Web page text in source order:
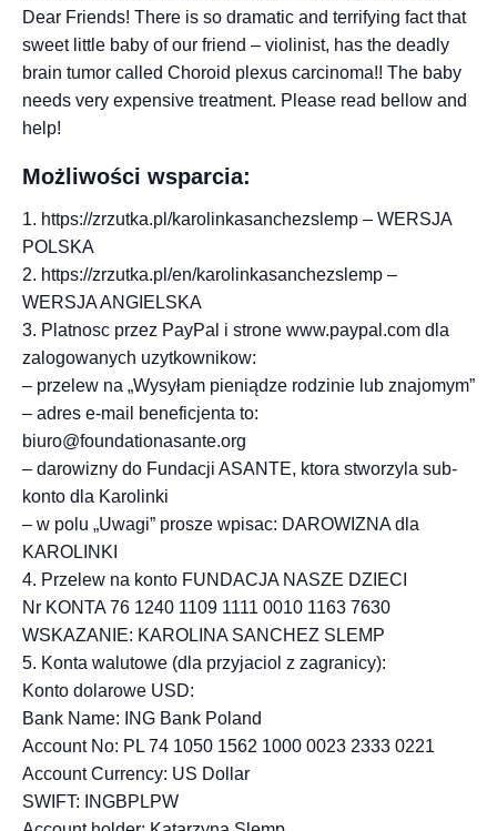
Dear Friends! There is so dramatic and terrifying fact that
sweet little baby of our friend – violinist, has the deadly
brain tumor called Choroid plexus carcinoma!! The baby
needs very expensive treatment. Please read bellow and
help!
Możliwości wsparcia:
1. https://zrzutka.pl/karolinkasanchezslemp – WERSJA
POLSKA
2. https://zrzutka.pl/en/karolinkasanchezslemp –
WERSJA ANGIELSKA
3. Platnosc przez PayPal i strone www.paypal.com dla
zalogowanych uzytkownikow:
– przelew na „Wysyłam pieniądze rodzinie lub znajomym”
– adres e-mail beneficjenta to:
biuro@foundationasante.org
– darowizny do Fundacji ASANTE, ktora stworzyla sub-
konto dla Karolinki
– w polu „Uwagi” prosze wpisac: DAROWIZNA dla
KAROLINKI
4. Przelew na konto FUNDACJA NASZE DZIECI
Nr KONTA 76 1240 1109 1111 0010 1163 7630
WSKAZANIE: KAROLINA SANCHEZ SLEMP
5. Konta walutowe (dla przyjaciol z zagranicy):
Konto dolarowe USD:
Bank Name: ING Bank Poland
Account No: PL 74 1050 1562 1000 0023 2333 0221
Account Currency: US Dollar
SWIFT: INGBPLPW